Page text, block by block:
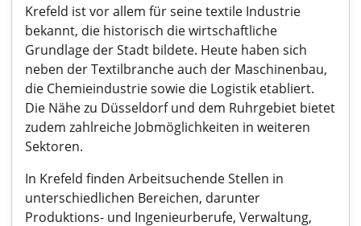
Krefeld ist vor allem für seine textile Industrie
bekannt, die historisch die wirtschaftliche
Grundlage der Stadt bildete. Heute haben sich
neben der Textilbranche auch der Maschinenbau,
die Chemieindustrie sowie die Logistik etabliert.
Die Nähe zu Düsseldorf und dem Ruhrgebiet bietet
zudem zahlreiche Jobmöglichkeiten in weiteren
Sektoren.
In Krefeld finden Arbeitsuchende Stellen in
unterschiedlichen Bereichen, darunter
Produktions- und Ingenieurberufe, Verwaltung,